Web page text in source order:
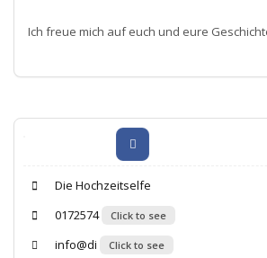
Ich freue mich auf euch und eure
Die Hochzeitselfe
0172574
Click to see
info@di Click to see